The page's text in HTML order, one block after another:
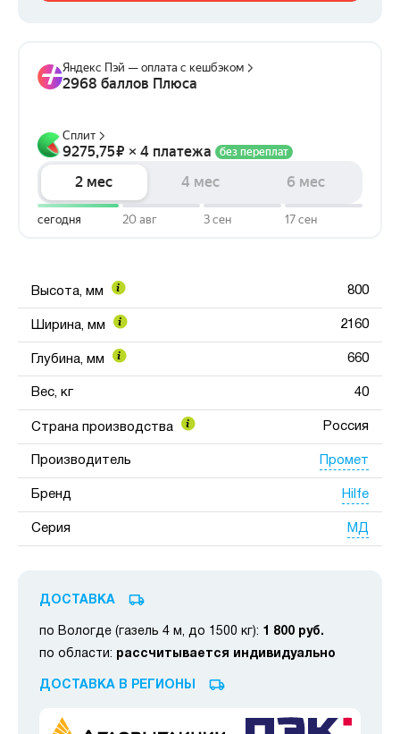
Высота, мм 800
Ширина, мм 2160
Глубина, мм 660
Вес, кг 40
Страна производства Россия
Производитель Промет
Бренд Hilfe
Серия МД
ДОСТАВКА
по Вологде (газель 4 м, до 1500 кг): 1 800 руб.
по области: рассчитывается индивидуально
ДОСТАВКА В РЕГИОНЫ